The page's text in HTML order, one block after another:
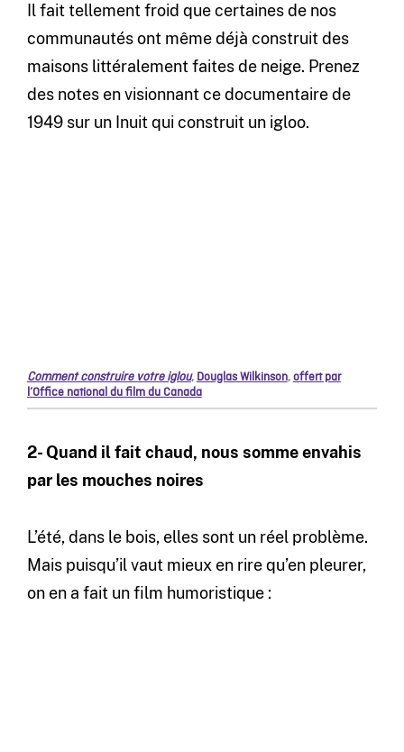
Il fait tellement froid que certaines de nos
communautés ont même déjà construit des
maisons littéralement faites de neige. Prenez
des notes en visionnant ce documentaire de
1949 sur un Inuit qui construit un igloo.
Comment construire votre iglou, Douglas Wilkinson,offert par
l’Office national du film du Canada
2- Quand il fait chaud, nous somme envahis
par les mouches noires
L’été, dans le bois, elles sont un réel problème.
Mais puisqu’il vaut mieux en rire qu’en pleurer,
on en a fait un film humoristique :